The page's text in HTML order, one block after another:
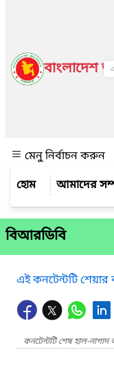
বাংলাদেশ
মেনু নির্বাচন করুন
আমাদের
বিআরডিবি
এই কনটেন্টটি
কনটেন্টটি শেষ হাল-